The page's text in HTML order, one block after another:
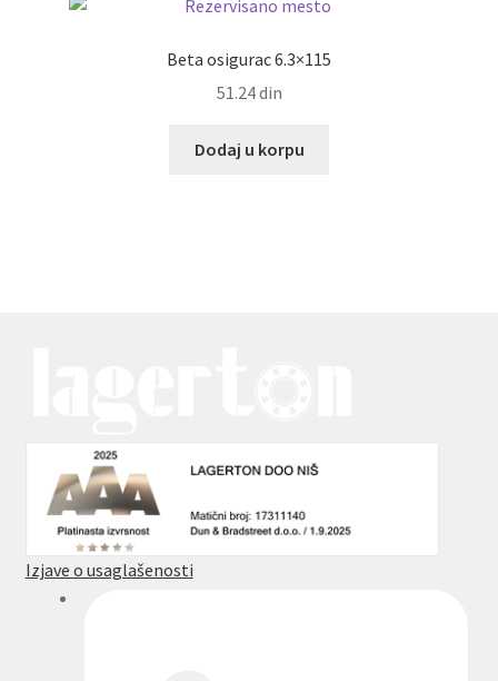
Beta osigurac 6.3×115
51.24din
Dodaj u korpu
Izjave o usaglašenosti